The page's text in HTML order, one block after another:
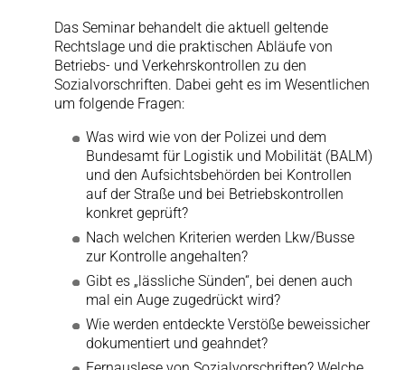
Das Seminar behandelt die aktuell geltende
Rechtslage und die praktischen Abläufe von
Betriebs- und Verkehrskontrollen zu den
Sozialvorschriften. Dabei geht es im Wesentlichen
um folgende Fragen:
Was wird wie von der Polizei und dem
Bundesamt für Logistik und Mobilität (BALM)
und den Aufsichtsbehörden bei Kontrollen
auf der Straße und bei Betriebskontrollen
konkret geprüft?
Nach welchen Kriterien werden Lkw/Busse
zur Kontrolle angehalten?
Gibt es „lässliche Sünden“, bei denen auch
mal ein Auge zugedrückt wird?
Wie werden entdeckte Verstöße beweissicher
dokumentiert und geahndet?